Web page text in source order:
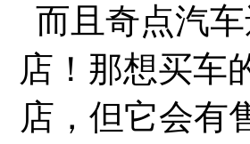
而且奇点汽
店！那想买车
店，但它会有